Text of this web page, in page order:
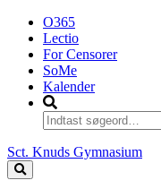
O365
Lectio
For Censorer
SoMe
Kalender
Sct. Knuds Gymnasium